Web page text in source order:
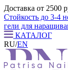
Доставка от 2500
Стойкость до 3-4
гели для
КАТАЛОГ
RU/EN